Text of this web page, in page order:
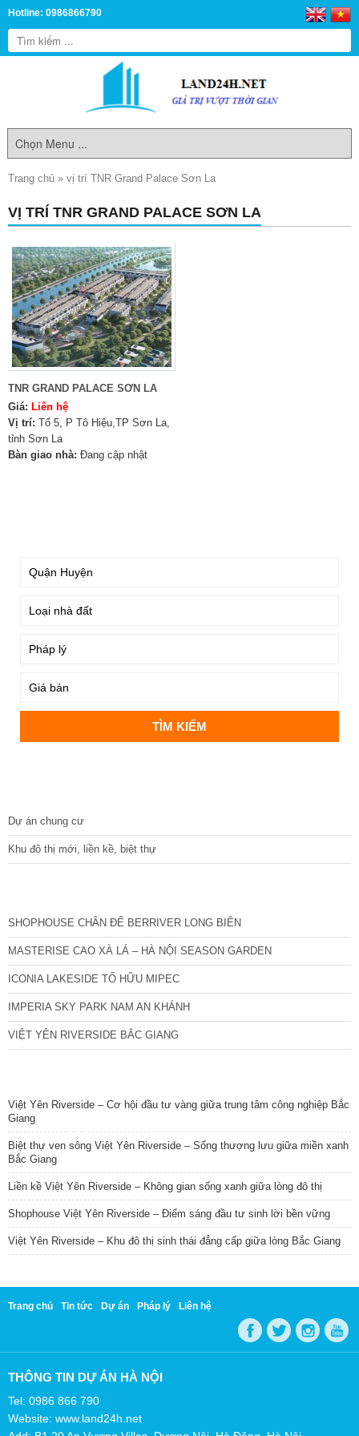
Hotline: 0986866790
Trang chủ » vị trí TNR Grand Palace Sơn La
VỊ TRÍ TNR GRAND PALACE SƠN LA
TNR GRAND PALACE SƠN LA
Giá: Liên hệ
Vị trí: Tổ 5, P Tô Hiệu,TP Sơn La,
tỉnh Sơn La
Bàn giao nhà: Đang cập nhật
Dự án chung cư
Khu đô thị mới, liền kề, biệt thự
SHOPHOUSE CHÂN ĐẾ BERRIVER LONG BIÊN
MASTERISE CAO XÀ LÁ – HÀ NỘI SEASON GARDEN
ICONIA LAKESIDE TỐ HỮU MIPEC
IMPERIA SKY PARK NAM AN KHÁNH
VIỆT YÊN RIVERSIDE BẮC GIANG
Việt Yên Riverside – Cơ hội đầu tư vàng giữa trung tâm công nghiệp Bắc
Giang
Biệt thự ven sông Việt Yên Riverside – Sống thượng lưu giữa miền xanh
Bắc Giang
Liền kề Việt Yên Riverside – Không gian sống xanh giữa lòng đô thị
Shophouse Việt Yên Riverside – Điểm sáng đầu tư sinh lời bền vững
Việt Yên Riverside – Khu đô thị sinh thái đẳng cấp giữa lòng Bắc Giang
Trang chủ Tin tức Dự án Pháp lý Liên hệ
THÔNG TIN DỰ ÁN HÀ NỘI
Tel: 0986 866 790
Website: www.land24h.net